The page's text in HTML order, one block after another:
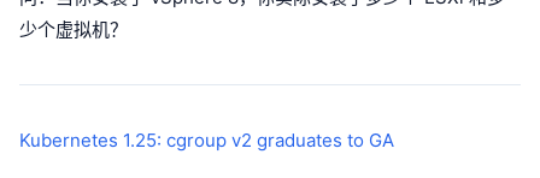
少个虚拟机？
Kubernetes 1.25: cgroup v2 graduates to GA